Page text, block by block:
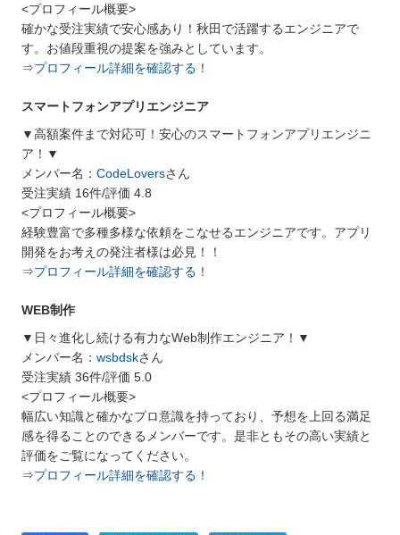
<プロフィール概要>
確かな受注実績で安心感あり！秋田で活躍するエンジニアで
す。お値段重視の提案を強みとしています。
⇒プロフィール詳細を確認する！
スマートフォンアプリエンジニア
▼高額案件まで対応可！安心のスマートフォンアプリエンジニ
ア！▼
メンバー名： CodeLoversさん
受注実績 16件/評価 4.8
<プロフィール概要>
経験豊富で多種多様な依頼をこなせるエンジニアです。アプリ
開発をお考えの発注者様は必見！！
⇒プロフィール詳細を確認する！
WEB制作
▼日々進化し続ける有力なWeb制作エンジニア！▼
メンバー名： wsbdskさん
受注実績 36件/評価 5.0
<プロフィール概要>
幅広い知識と確かなプロ意識を持っており、予想を上回る満足
感を得ることのできるメンバーです。是非ともその高い実績と
評価をご覧になってください。
⇒プロフィール詳細を確認する！